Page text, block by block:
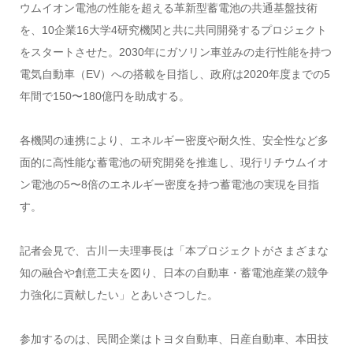
ウムイオン電池の性能を超える革新型蓄電池の共通基盤技術
を、10企業16大学4研究機関と共に共同開発するプロジェクト
をスタートさせた。2030年にガソリン車並みの走行性能を持つ
電気自動車（EV）への搭載を目指し、政府は2020年度までの5
年間で150〜180億円を助成する。
各機関の連携により、エネルギー密度や耐久性、安全性など多
面的に高性能な蓄電池の研究開発を推進し、現行リチウムイオ
ン電池の5〜8倍のエネルギー密度を持つ蓄電池の実現を目指
す。
記者会見で、古川一夫理事長は「本プロジェクトがさまざまな
知の融合や創意工夫を図り、日本の自動車・蓄電池産業の競争
力強化に貢献したい」とあいさつした。
参加するのは、民間企業はトヨタ自動車、日産自動車、本田技